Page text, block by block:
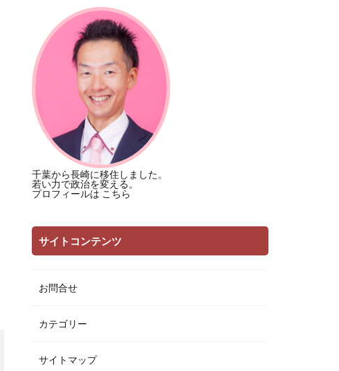
千葉から長崎に移住しました。
若い力で政治を変える。
プロフィールは こちら
サイトコンテンツ
お問合せ
カテゴリー
サイトマップ